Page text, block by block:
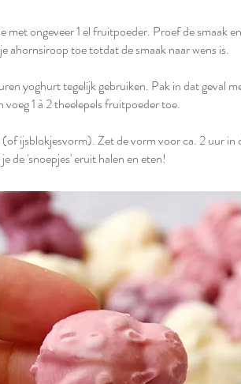
ongeveer 1 el fruitpoeder. Proef de smaak
ahornsiroop toe totdat de smaak naar wens is.
yoghurt tegelijk gebruiken. Pak in dat geval
1 à 2 theelepels fruitpoeder toe.
ijsblokjesvorm). Zet de vorm voor ca. 2 uur in
de 'snoepjes' eruit halen en eten!